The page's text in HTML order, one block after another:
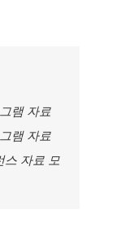
램 자료
램 자료
스 자료 모